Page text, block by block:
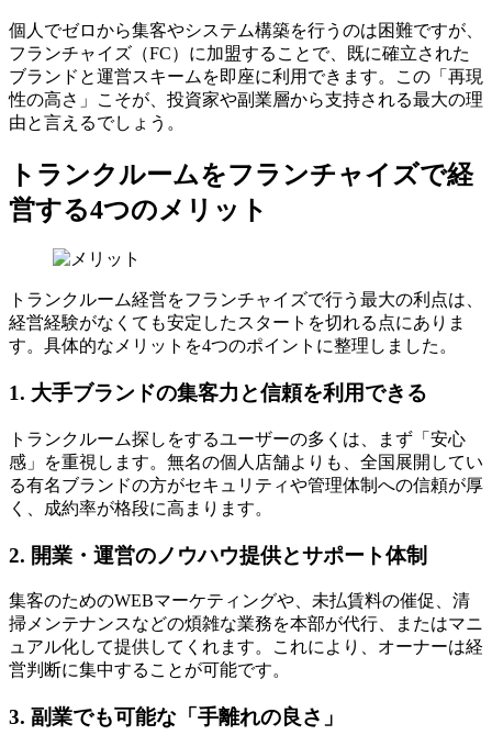
個人でゼロから集客やシステム構築を行うのは困難ですが、
フランチャイズ（FC）に加盟することで、既に確立された
ブランドと運営スキームを即座に利用できます。この「再現
性の高さ」こそが、投資家や副業層から支持される最大の理
由と言えるでしょう。
トランクルームをフランチャイズで経
営する4つのメリット
トランクルーム経営をフランチャイズで行う最大の利点は、
経営経験がなくても安定したスタートを切れる点にありま
す。具体的なメリットを4つのポイントに整理しました。
1. 大手ブランドの集客力と信頼を利用できる
トランクルーム探しをするユーザーの多くは、まず「安心
感」を重視します。無名の個人店舗よりも、全国展開してい
る有名ブランドの方がセキュリティや管理体制への信頼が厚
く、成約率が格段に高まります。
2. 開業・運営のノウハウ提供とサポート体制
集客のためのWEBマーケティングや、未払賃料の催促、清
掃メンテナンスなどの煩雑な業務を本部が代行、またはマニ
ュアル化して提供してくれます。これにより、オーナーは経
営判断に集中することが可能です。
3. 副業でも可能な「手離れの良さ」